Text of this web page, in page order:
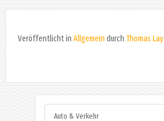
Veröffentlicht in Allgemein durch Thomas Lay
Auto & Verkehr